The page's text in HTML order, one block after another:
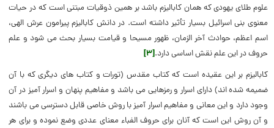
علوم طلای یهودی که همان کابالیزم باشد بر همین ذوقیات مبتنی است که در حیات
معنوی بنی اسرائیل بسیار تأثیر داشته است. در دانش کابالیزم پیرامون عرش الهی،
اسم اعظم، حوادث آخر الزمان، ظهور مسیحا و قیامت بسیار بحث می شود و علم
حروف در این علم نقش اساسی دارد.[۳]
کابالیزم بر این عقیده است که کتاب مقدس (تورات و کتاب های دیگری که با آن
ضمیمه شده اند) دارای اسرار و رمزهایی می باشد و مفاهیم پنهان و اسرار آمیز در آن
وجود دارد و این معانی و مفاهیم اسرار آمیز با روش خاصی قابل دسترسی می باشند
و آن روش این است که آنان برای حروف الفباء معنای عددی وضع نموده و برای هر